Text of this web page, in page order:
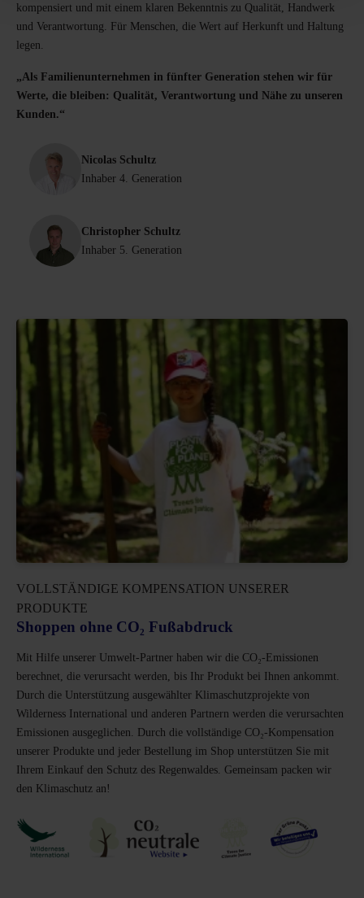
kompensiert und mit einem klaren Bekenntnis zu Qualität, Handwerk
und Verantwortung. Für Menschen, die Wert auf Herkunft und Haltung
legen.
„Als Familienunternehmen in fünfter Generation stehen wir für
Werte, die bleiben: Qualität, Verantwortung und Nähe zu unseren
Kunden.“
Nicolas Schultz
Inhaber 4. Generation
Christopher Schultz
Inhaber 5. Generation
VOLLSTÄNDIGE KOMPENSATION UNSERER
PRODUKTE
Shoppen ohne CO₂ Fußabdruck
Mit Hilfe unserer Umwelt-Partner haben wir die CO₂-Emissionen
berechnet, die verursacht werden, bis Ihr Produkt bei Ihnen ankommt.
Durch die Unterstützung ausgewählter Klimaschutzprojekte von
Wilderness International und anderen Partnern werden die verursachten
Emissionen ausgeglichen. Durch die vollständige CO₂-Kompensation
unserer Produkte und jeder Bestellung im Shop unterstützen Sie mit
Ihrem Einkauf den Schutz des Regenwaldes. Gemeinsam packen wir
den Klimaschutz an!